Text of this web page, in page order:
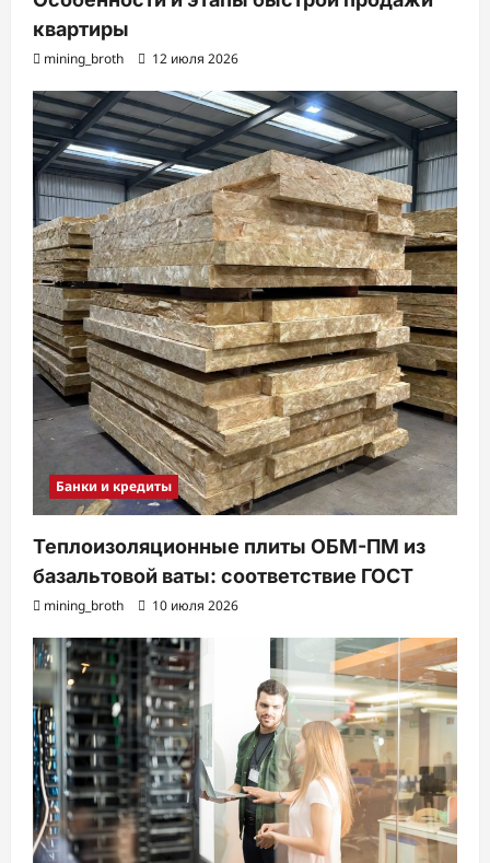
квартиры
mining_broth 12 июля 2026
Банки и кредиты
Теплоизоляционные плиты ОБМ-ПМ из
базальтовой ваты: соответствие ГОСТ
mining_broth 10 июля 2026